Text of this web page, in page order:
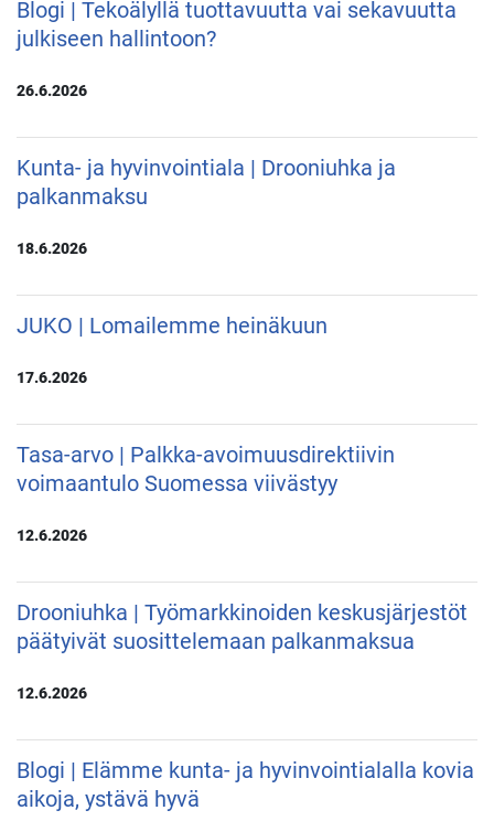
Blogi | Tekoälyllä tuottavuutta vai sekavuutta
julkiseen hallintoon?
26.6.2026
Kunta- ja hyvinvointiala | Drooniuhka ja
palkanmaksu
18.6.2026
JUKO | Lomailemme heinäkuun
17.6.2026
Tasa-arvo | Palkka-avoimuusdirektiivin
voimaantulo Suomessa viivästyy
12.6.2026
Drooniuhka | Työmarkkinoiden keskusjärjestöt
päätyivät suosittelemaan palkanmaksua
12.6.2026
Blogi | Elämme kunta- ja hyvinvointialalla kovia
aikoja, ystävä hyvä